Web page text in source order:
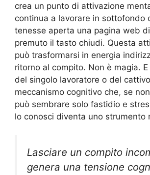
crea un punto di attivazione
continua a lavorare in sottofondo
tenesse aperta una pagina web
premuto il tasto chiudi. Questa
può trasformarsi in energia
ritorno al compito. Non è magia.
del singolo lavoratore o del
meccanismo cognitivo che, se
può sembrare solo fastidio e
lo conosci diventa uno strumento
Lasciare un compito
genera una tensione